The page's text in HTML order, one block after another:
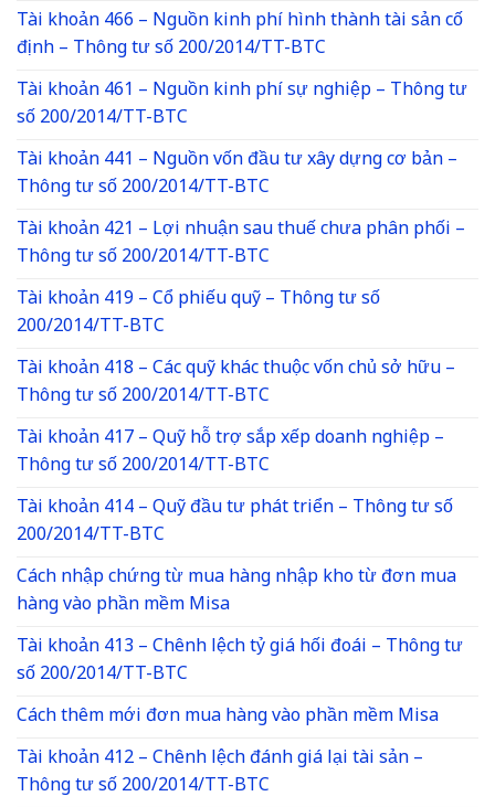
Tài khoản 466 – Nguồn kinh phí hình thành tài sản cố
định – Thông tư số 200/2014/TT-BTC
Tài khoản 461 – Nguồn kinh phí sự nghiệp – Thông tư
số 200/2014/TT-BTC
Tài khoản 441 – Nguồn vốn đầu tư xây dựng cơ bản –
Thông tư số 200/2014/TT-BTC
Tài khoản 421 – Lợi nhuận sau thuế chưa phân phối –
Thông tư số 200/2014/TT-BTC
Tài khoản 419 – Cổ phiếu quỹ – Thông tư số
200/2014/TT-BTC
Tài khoản 418 – Các quỹ khác thuộc vốn chủ sở hữu –
Thông tư số 200/2014/TT-BTC
Tài khoản 417 – Quỹ hỗ trợ sắp xếp doanh nghiệp –
Thông tư số 200/2014/TT-BTC
Tài khoản 414 – Quỹ đầu tư phát triển – Thông tư số
200/2014/TT-BTC
Cách nhập chứng từ mua hàng nhập kho từ đơn mua
hàng vào phần mềm Misa
Tài khoản 413 – Chênh lệch tỷ giá hối đoái – Thông tư
số 200/2014/TT-BTC
Cách thêm mới đơn mua hàng vào phần mềm Misa
Tài khoản 412 – Chênh lệch đánh giá lại tài sản –
Thông tư số 200/2014/TT-BTC